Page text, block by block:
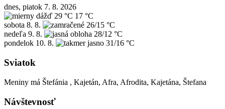
dnes, piatok 7. 8. 2026
29 °C 17 °C
sobota 8. 8.
26/15 °C
nedeľa 9. 8.
28/12 °C
pondelok 10. 8. 31/16 °C
Sviatok
Meniny má Štefánia , Kajetán, Afra, Afrodita, Kajetána, Štefana
Návštevnosť